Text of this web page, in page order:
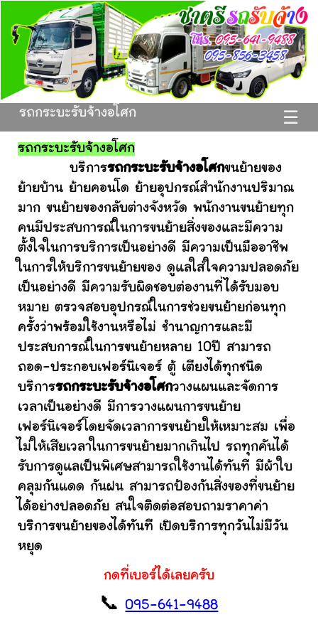
☰
รถกระบะรับจ้างอโศก
รถกระบะรับจ้างอโศก
บริการรถกระบะรับจ้างอโศกขนย้ายของ
ย้ายบ้าน ย้ายคอนโด ย้ายอุปกรณ์สำนักงานปริมาณ
มาก ขนย้ายของกลับต่างจังหวัด พนักงานขนย้ายทุก
คนมีประสบการณ์ในการขนย้ายสิ่งของและมีความ
ตั้งใจในการบริการเป็นอย่างดี มีความเป็นมืออาชีพ
ในการให้บริการขนย้ายของ ดูแลใส่ใจความปลอดภัย
เป็นอย่างดี มีความรับผิดชอบต่องานที่ได้รับมอบ
หมาย ตรวจสอบอุปกรณ์ในการช่วยขนย้ายก่อนทุก
ครั้งว่าพร้อมใช้งานหรือไม่ ชำนาญการและมี
ประสบการณ์ในการขนย้ายหลาย 10ปี สามารถ
ถอด-ประกอบเฟอร์นิเจอร์ ตู้ เตียงได้ทุกชนิด
บริการรถกระบะรับจ้างอโศกวางแผนและจัดการ
เวลาเป็นอย่างดี มีการวางแผนการขนย้าย
เฟอร์นิเจอร์โดยจัดเวลาการขนย้ายให้เหมาะสม เพื่อ
ไม่ให้เสียเวลาในการขนย้ายมากเกินไป รถทุกคันได้
รับการดูแลเป็นพิเศษสามารถใช้งานได้ทันที มีผ้าใบ
คลุมกันแดด กันฝน สามารถป้องกันสิ่งของที่ขนย้าย
ได้อย่างปลอดภัย สนใจติดต่อสอบถามราคาค่า
บริการขนย้ายของได้ทันที เปิดบริการทุกวันไม่มีวัน
หยุด
กดที่เบอร์ได้เลยครับ
📞095-641-9488